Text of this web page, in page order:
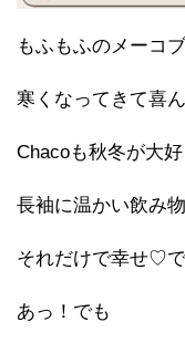
もふもふのメーコ
寒くなってきて喜
Chacoも秋冬が大
長袖に温かい飲み物
それだけで幸せ♡
あっ！でも